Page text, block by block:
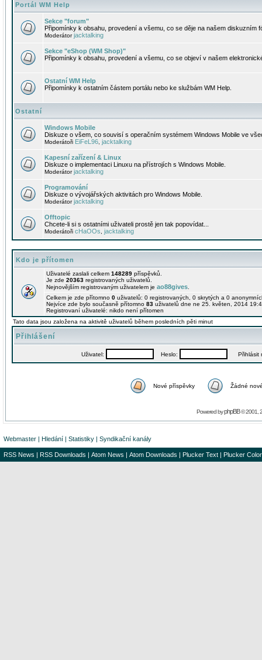
Portál WM Help
Sekce "forum"
Připomínky k obsahu, provedení a všemu, co se děje na našem diskuzním
Moderátorjacktalking
Sekce "eShop (WM Shop)"
Připomínky k obsahu, provedení a všemu, co se objeví v našem
Ostatní WM Help
Připomínky k ostatním částem portálu nebo ke službám WM Help.
Ostatní
Windows Mobile
Diskuze o všem, co souvisí s operačním systémem Windows Mobile ve
Moderátoři EiFeL96 jacktalking
Kapesní zařízení & Linux
Diskuze o implementaci Linuxu na přístrojích s Windows Mobile.
Moderátorjacktalking
Programování
Diskuze o vývojářských aktivitách pro Windows Mobile.
Moderátorjacktalking
Offtopic
Chcete-li si s ostatními uživateli prostě jen tak popovídat...
Moderátoři cHaOOs jacktalking
Kdo je přítomen
Uživatelé zaslali celkem 148289 příspěvků.
Je zde 20363 registrovaných uživatelů.
Nejnovějším registrovaným uživatelem je ao88gives
Celkem je zde přítomno 0 uživatelů: 0 registrovaných, 0 skrytých a 0
Nejvíce zde bylo současně přítomno 83 uživatelů dne ne 25. květen, 2014
Registrovaní uživatelé: nikdo není přítomen
Tato data jsou založena na aktivitě uživatelů během posledních pěti minut
Přihlášení
Uživatel: Heslo: Přihlásit
Nové příspěvky Žádné
Powered byphpBB© 2001,
Webmaster | Hledání | Statistiky | Syndikační kanály
RSS News | RSS Downloads | Atom News | Atom Downloads | Plucker Text | Plucker Color